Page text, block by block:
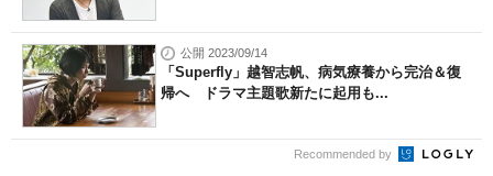
公開 2023/09/14
「Superfly」越智志帆、病気療養から完治＆復
帰へ ドラマ主題歌新たに起用も...
Recommended by